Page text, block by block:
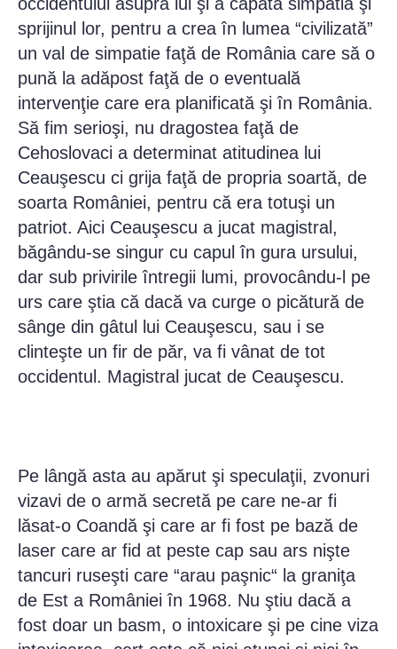
sprijinul lor, pentru a crea în lumea “civilizată”
un val de simpatie faţă de România care să o
pună la adăpost faţă de o eventuală
intervenţie care era planificată şi în România.
Să fim serioşi, nu dragostea faţă de
Cehoslovaci a determinat atitudinea lui
Ceauşescu ci grija faţă de propria soartă, de
soarta României, pentru că era totuşi un
patriot. Aici Ceauşescu a jucat magistral,
băgându-se singur cu capul în gura ursului,
dar sub privirile întregii lumi, provocându-l pe
urs care ştia că dacă va curge o picătură de
sânge din gâtul lui Ceauşescu, sau i se
clinteşte un fir de păr, va fi vânat de tot
occidentul. Magistral jucat de Ceauşescu.
Pe lângă asta au apărut şi speculaţii, zvonuri
vizavi de o armă secretă pe care ne-ar fi
lăsat-o Coandă şi care ar fi fost pe bază de
laser care ar fid at peste cap sau ars nişte
tancuri ruseşti care “arau paşnic“ la graniţa
de Est a României în 1968. Nu ştiu dacă a
fost doar un basm, o intoxicare şi pe cine viza